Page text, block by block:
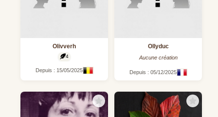
Olivverh
4
Depuis : 15/05/2025
Ollyduc
Aucune création
Depuis : 05/12/2025